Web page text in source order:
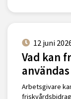
12 juni
Vad kan
Arbetsgivare